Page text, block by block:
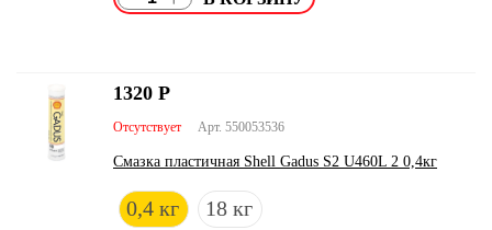
Арт. 550053536
Отсутствует
Смазка пластичная Shell Gadus S2 U460L 2 0,4кг
0,4 кг 18 кг
1320 Р